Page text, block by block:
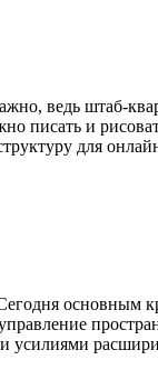
ведь штаб-
писать и
для
основным
усилиями